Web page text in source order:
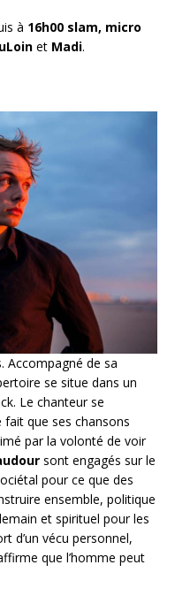
à 16h00 slam, micro
et Madi.
Accompagné de sa
se situe dans un
Le chanteur se
que ses chansons
par la volonté de voir
sont engagés sur le
pour ce que des
ensemble, politique
et spirituel pour les
d’un vécu personnel,
que l’homme peut